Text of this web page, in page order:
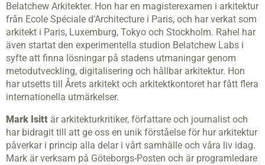
Belatchew Arkitekter. Hon har en magisterexamen i arkitektur
från Ecole Spéciale d’Architecture i Paris, och har verkat som
arkitekt i Paris, Luxemburg, Tokyo och Stockholm. Rahel har
även startat den experimentella studion Belatchew Labs i
syfte att finna lösningar på stadens utmaningar genom
metodutveckling, digitalisering och hållbar arkitektur. Hon
har utsetts till Årets arkitekt och arkitektkontoret har fått flera
internationella utmärkelser.
Mark Isitt är arkitekturkritiker, författare och journalist och
har bidragit till att ge oss en unik förståelse för hur arkitektur
påverkar i princip alla delar i vårt samhälle och våra liv idag.
Mark är verksam på Göteborgs-Posten och är programledare